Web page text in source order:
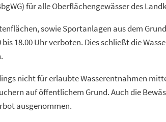
für alle Oberflächengewässer des
sowie Sportanlagen aus dem
18.00 Uhr verboten. Dies schließt die
nicht für erlaubte Wasserentnahmen
auf öffentlichem Grund. Auch die
ausgenommen.